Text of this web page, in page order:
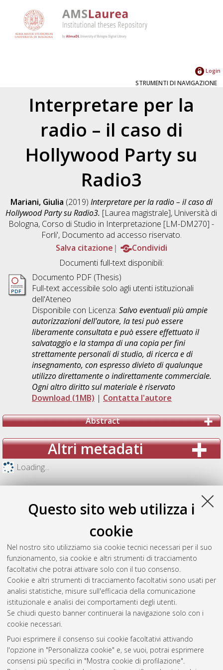
Questo sito web utilizza i
cookie
Nel nostro sito utilizziamo sia cookie tecnici necessari per il suo
funzionamento, sia cookie e altri strumenti di tracciamento
facoltativi che potrai attivare solo con il tuo consenso.
Cookie e altri strumenti di tracciamento facoltativi sono usati per
analisi statistiche, misure sull'efficacia della comunicazione
istituzionale e analisi dei comportamenti degli utenti.
Se chiudi questo banner continuerai la navigazione solo con i
cookie necessari.
Puoi esprimere il consenso sui cookie facoltativi attivando
l'opzione in "Personalizza cookie" e, se vuoi, potrai esprimere
consensi più specifici in "Mostra cookie di profilazione".
Login
STRUMENTI DI NAVIGAZIONE
Interpretare per la
radio – il caso di
Hollywood Party su
Radio3
Mariani, Giulia (2019) Interpretare per la radio – il caso di
Hollywood Party su Radio3. [Laurea magistrale], Università di
Bologna, Corso di Studio in Interpretazione [LM-DM270] -
Forli', Documento ad accesso riservato.
Salva citazione
Condividi
Documenti full-text disponibili:
Documento PDF (Thesis)
Full-text accessibile solo agli utenti istituzionali
dell'Ateneo
Disponibile con Licenza: Salvo eventuali più ampie
autorizzazioni dell'autore, la tesi può essere
liberamente consultata e può essere effettuato il
salvataggio e la stampa di una copia per fini
strettamente personali di studio, di ricerca e di
insegnamento, con espresso divieto di qualunque
utilizzo direttamente o indirettamente commerciale.
Ogni altro diritto sul materiale è riservato
Download (1MB) | Contatta l'autore
Abstract
Altri metadati
Loading...
Gestione del documento:
Atom
Rss 1.0